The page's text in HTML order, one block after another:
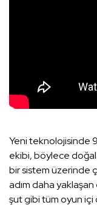
Yeni teknolojisinde
ekibi, böylece doğal
bir sistem üzerinde
adım daha
şut gibi tüm oyun içi